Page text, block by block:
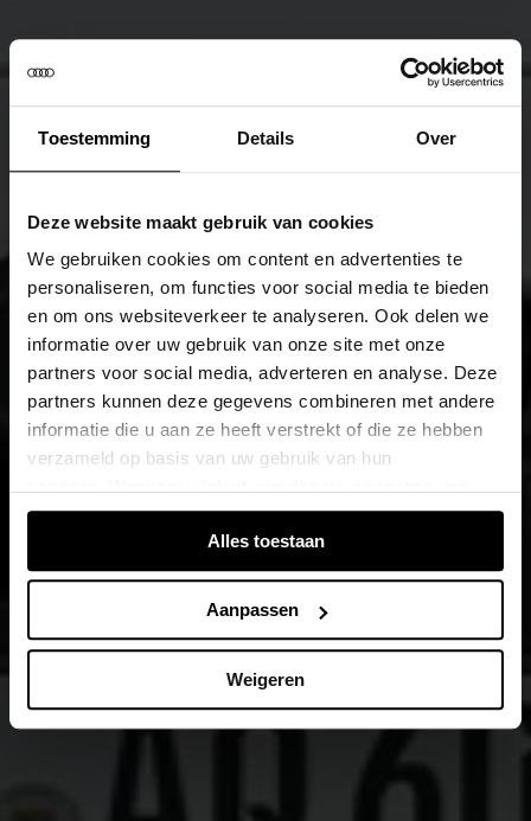
Toestemming Details Over
Deze website maakt gebruik van cookies
We gebruiken cookies om content en advertenties te
personaliseren, om functies voor social media te bieden
en om ons websiteverkeer te analyseren. Ook delen we
informatie over uw gebruik van onze site met onze
partners voor social media, adverteren en analyse. Deze
partners kunnen deze gegevens combineren met andere
informatie die u aan ze heeft verstrekt of die ze hebben
verzameld op basis van uw gebruik van hun
verschillende apparaten of browsers samengevoegd via
de extra verwerkte login-ID.Alles toestaan
Aanpassen
Weigeren